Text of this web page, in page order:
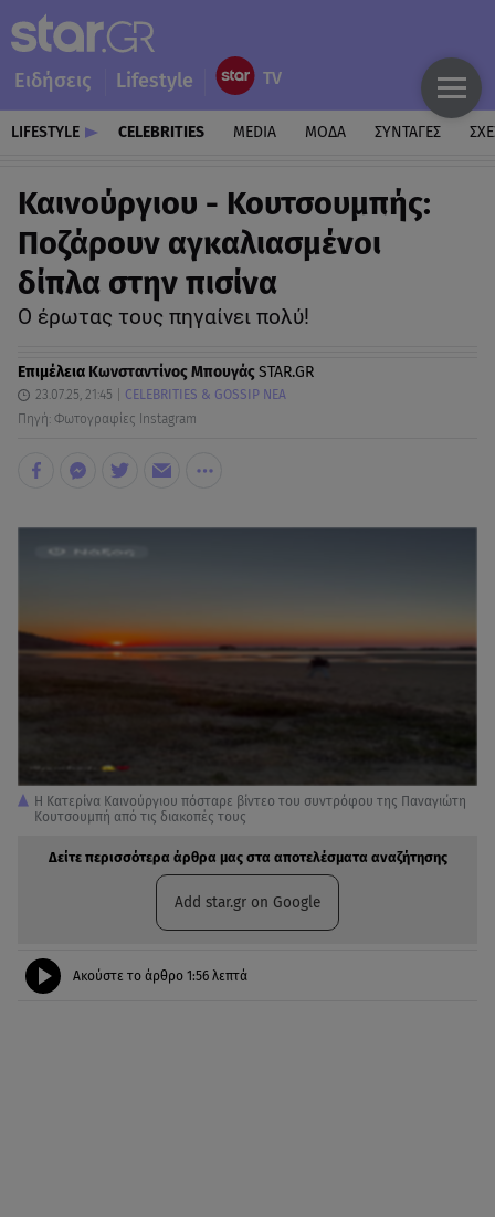
Ειδήσεις Lifestyle
LIFESTYLE CELEBRITIES MEDIA ΜΟΔΑ ΣΥΝΤΑΓΕΣ
Καινούργιου - Κουτσουμπής:
Ποζάρουν αγκαλιασμένοι
δίπλα στην πισίνα
Ο έρωτας τους πηγαίνει πολύ!
Επιμέλεια Κωνσταντίνος ΜπουγάςSTAR.GR
23.07.25, 21:45
CELEBRITIES & GOSSIP ΝΕΑ
Πηγή: Φωτογραφίες Instagram
Η Κατερίνα Καινούργιου πόσταρε βίντεο του συντρόφου της Παναγιώτη
Κουτσουμπή από τις διακοπές τους
Δείτε περισσότερα άρθρα μας στα αποτελέσματα αναζήτησης
Add star.gr on Google
Ακούστε το άρθρο 1:56 λεπτά